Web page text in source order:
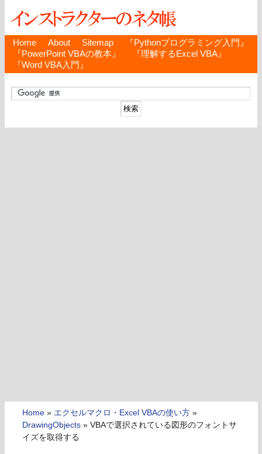
Home About Sitemap
『Pythonプログラミング入門』
『PowerPoint VBAの教本』
『理解するExcel VBA』
『Word VBA入門』
Home » エクセルマクロ・Excel VBAの使い方 »
DrawingObjects » VBAで選択されている図形のフォントサ
イズを取得する